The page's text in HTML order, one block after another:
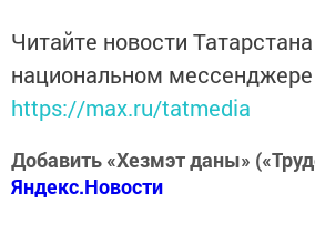
Читайте новости
национальном
https://max.ru/tatmedia
Добавить «Хезмэт даны»
Яндекс.Новости